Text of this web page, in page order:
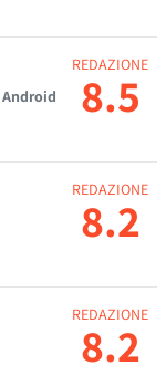
Android
REDAZIONE
8.5
REDAZIONE
8.2
REDAZIONE
8.2